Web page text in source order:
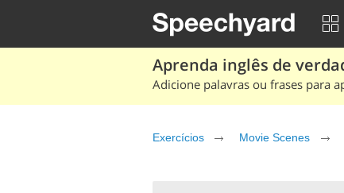
Aprenda inglês de
Adicione palavras ou frases para
Exercícios Movie Scenes